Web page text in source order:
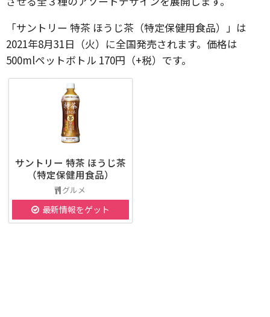
「サントリー 特茶 ほうじ茶（特定保健用食品）」は
2021年8月31日（火）に全国発売されます。価格は
500mlペットボトル 170円（+税）です。
サントリー 特茶 ほうじ茶
（特定保健用食品）
グルメ
最新情報をゲット